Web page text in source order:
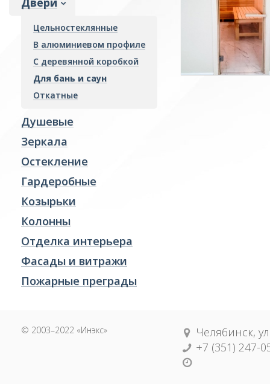
Колонны
Отделка интерьера
Цельностеклянные
В алюминиевом профиле
С деревянной коробкой
Для бань и саун
Откатные
Душевые
Зеркала
Остекление
Гардеробные
Козырьки
Колонны
Отделка интерьера
Фасады и витражи
Пожарные преграды
© 2003–2022 «Инэкс»
Челябинск,
+7 (351) 247-